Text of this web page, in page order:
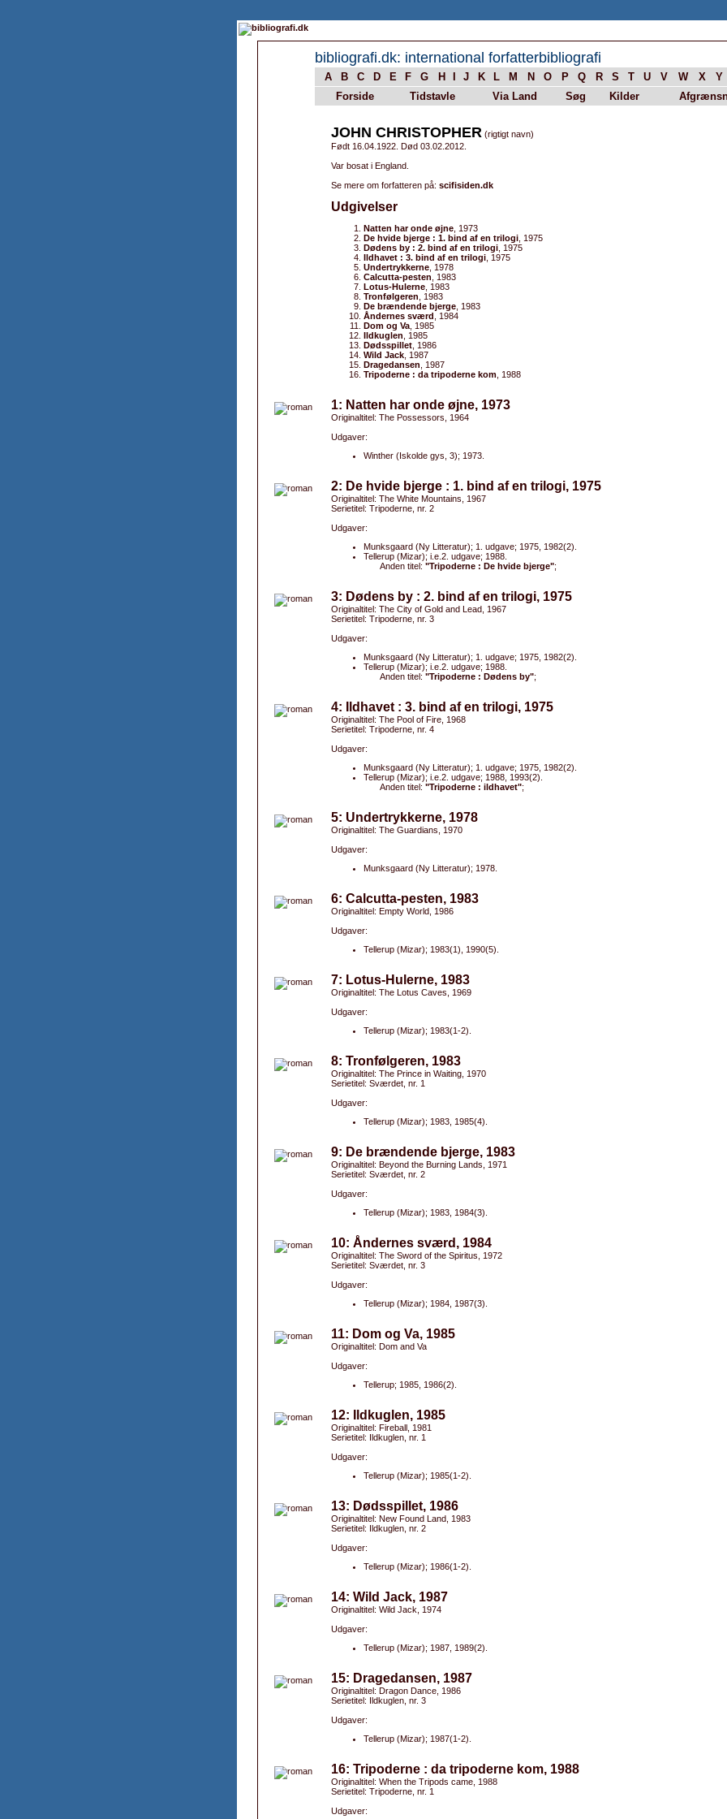
bibliografi.dk: international forfatterbibliografi
A B C D E F G H J K L M N O P Q R S T U V W X Y
Forside
Tidstavle Via Land Søg Kilder
JOHN CHRISTOPHER (rigtigt navn)
Født 16.04.1922. Død 03.02.2012.
Var bosat i England.
Se mere om forfatteren på: scifisiden.dk
Udgivelser
Natten har onde øjne , 1973
De hvide bjerge : 1. bind af en trilogi , 1975
Dødens by : 2. bind af en trilogi , 1975
Ildhavet : 3. bind af en trilogi , 1975
Undertrykkerne , 1978
Calcutta-pesten , 1983
Lotus-Hulerne , 1983
Tronfølgeren , 1983
De brændende bjerge , 1983
Åndernes sværd , 1984
Dom og Va , 1985
Ildkuglen , 1985
Dødsspillet , 1986
Wild Jack , 1987
Dragedansen , 1987
Tripoderne : da tripoderne kom , 1988
1: Natten har onde øjne, 1973
Originaltitel: The Possessors, 1964
Udgaver:
Winther (Iskolde gys, 3); 1973.
2: De hvide bjerge : 1. bind af en trilogi, 1975
Originaltitel: The White Mountains, 1967
Serietitel: Tripoderne, nr. 2
Udgaver:
Munksgaard (Ny Litteratur); 1. udgave; 1975, 1982(2).
Tellerup (Mizar); i.e.2. udgave; 1988.
Anden titel: "Tripoderne : De hvide bjerge";
3: Dødens by : 2. bind af en trilogi, 1975
Originaltitel: The City of Gold and Lead, 1967
Serietitel: Tripoderne, nr. 3
Udgaver:
Munksgaard (Ny Litteratur); 1. udgave; 1975, 1982(2).
Tellerup (Mizar); i.e.2. udgave; 1988.
Anden titel: "Tripoderne : Dødens by";
4: Ildhavet : 3. bind af en trilogi, 1975
Originaltitel: The Pool of Fire, 1968
Serietitel: Tripoderne, nr. 4
Udgaver:
Munksgaard (Ny Litteratur); 1. udgave; 1975, 1982(2).
Tellerup (Mizar); i.e.2. udgave; 1988, 1993(2).
Anden titel: "Tripoderne : ildhavet";
5: Undertrykkerne, 1978
Originaltitel: The Guardians, 1970
Udgaver:
Munksgaard (Ny Litteratur); 1978.
6: Calcutta-pesten, 1983
Originaltitel: Empty World, 1986
Udgaver:
Tellerup (Mizar); 1983(1), 1990(5).
7: Lotus-Hulerne, 1983
Originaltitel: The Lotus Caves, 1969
Udgaver:
Tellerup (Mizar); 1983(1-2).
8: Tronfølgeren, 1983
Originaltitel: The Prince in Waiting, 1970
Serietitel: Sværdet, nr. 1
Udgaver:
Tellerup (Mizar); 1983, 1985(4).
9: De brændende bjerge, 1983
Originaltitel: Beyond the Burning Lands, 1971
Serietitel: Sværdet, nr. 2
Udgaver:
Tellerup (Mizar); 1983, 1984(3).
10: Åndernes sværd, 1984
Originaltitel: The Sword of the Spiritus, 1972
Serietitel: Sværdet, nr. 3
Udgaver:
Tellerup (Mizar); 1984, 1987(3).
11: Dom og Va, 1985
Originaltitel: Dom and Va
Udgaver:
Tellerup; 1985, 1986(2).
12: Ildkuglen, 1985
Originaltitel: Fireball, 1981
Serietitel: Ildkuglen, nr. 1
Udgaver:
Tellerup (Mizar); 1985(1-2).
13: Dødsspillet, 1986
Originaltitel: New Found Land, 1983
Serietitel: Ildkuglen, nr. 2
Udgaver:
Tellerup (Mizar); 1986(1-2).
14: Wild Jack, 1987
Originaltitel: Wild Jack, 1974
Udgaver:
Tellerup (Mizar); 1987, 1989(2).
15: Dragedansen, 1987
Originaltitel: Dragon Dance, 1986
Serietitel: Ildkuglen, nr. 3
Udgaver:
Tellerup (Mizar); 1987(1-2).
16: Tripoderne : da tripoderne kom, 1988
Originaltitel: When the Tripods came, 1988
Serietitel: Tripoderne, nr. 1
Udgaver: